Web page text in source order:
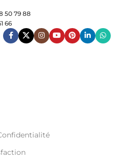
50 79 88
66